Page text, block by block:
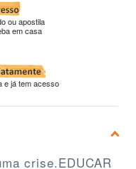
ou apostila
em casa
e já tem acesso
crise.EDUCAR